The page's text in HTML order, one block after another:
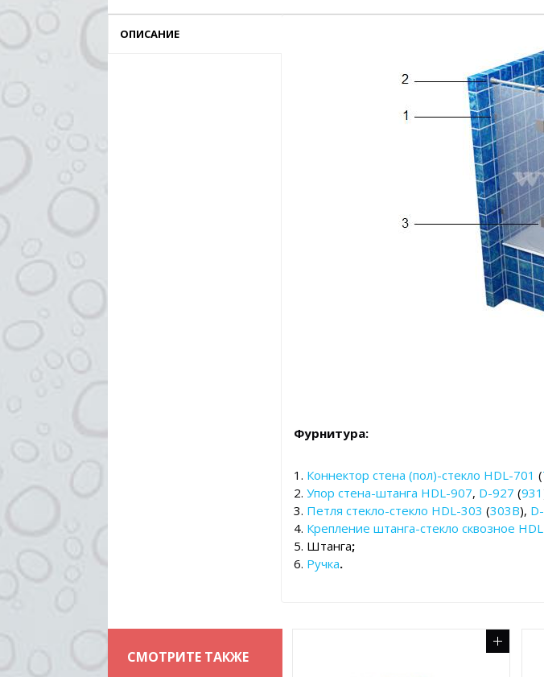
ОПИСАНИЕ
Фурнитура:
1. Коннектор стена (пол)-стекло HDL-701 (
2.Упор стена-штанга HDL-907, D-927 (931
3. Петля стекло-стекло HDL-303 (303B),
4. Крепление штанга-стекло сквозное
5. Штанга;
6. Ручка.
СМОТРИТЕ ТАКЖЕ